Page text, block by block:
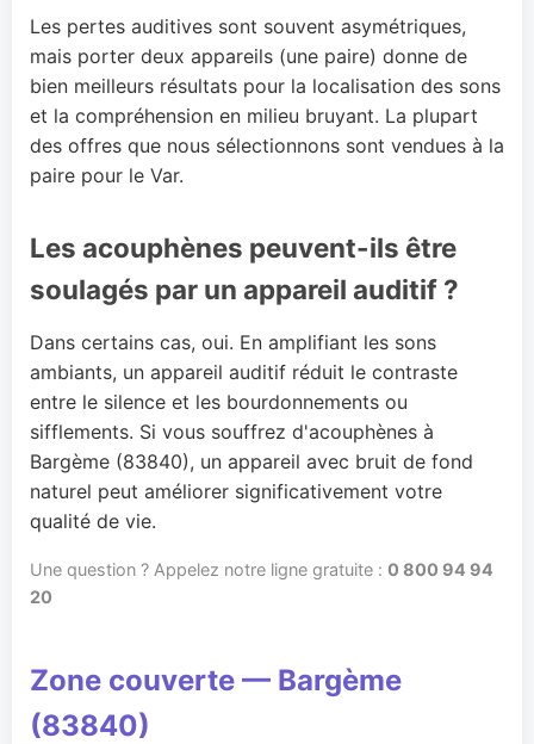
Les pertes auditives sont souvent asymétriques,
mais porter deux appareils (une paire) donne de
bien meilleurs résultats pour la localisation des sons
et la compréhension en milieu bruyant. La plupart
des offres que nous sélectionnons sont vendues à la
paire pour le Var.
Les acouphènes peuvent-ils être
soulagés par un appareil auditif ?
Dans certains cas, oui. En amplifiant les sons
ambiants, un appareil auditif réduit le contraste
entre le silence et les bourdonnements ou
sifflements. Si vous souffrez d'acouphènes à
Bargème (83840), un appareil avec bruit de fond
naturel peut améliorer significativement votre
qualité de vie.
Une question ? Appelez notre ligne gratuite : 0 800 94 94
20
Zone couverte — Bargème
(83840)